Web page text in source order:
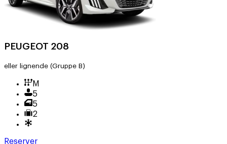
PEUGEOT 208
eller lignende (Gruppe B)
M
5
5
2
Reserver